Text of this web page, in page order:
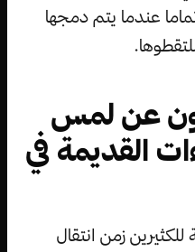
عندما يتم دمجها
عن لمس
القديمة في
للكثيرين زمن انتقال